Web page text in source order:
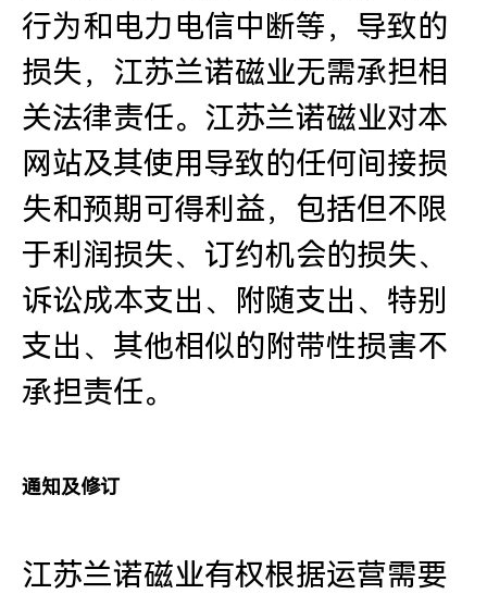
行为和电力电信中断等，导致的
损失，江苏兰诺磁业无需承担相
关法律责任。江苏兰诺磁业对本
网站及其使用导致的任何间接损
失和预期可得利益，包括但不限
于利润损失、订约机会的损失、
诉讼成本支出、附随支出、特别
支出、其他相似的附带性损害不
承担责任。
通知及修订
江苏兰诺磁业有权根据运营需要